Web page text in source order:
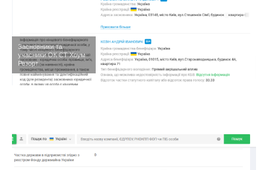
Засновники та
учасники ОК СТ Хоум
Резорт